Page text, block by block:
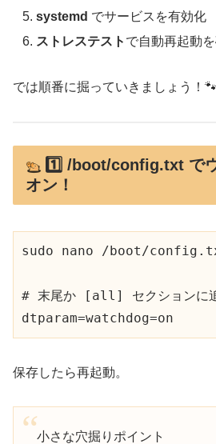
systemd でサービスを有効化
ストレステスト で自動再起動
では順番に掘っていきましょう！🐾
1️⃣ /boot/config.txt で
オン！
sudo nano /boot/
# 末尾か [all] セクションに
保存したら再起動。
小さな穴掘りポイント